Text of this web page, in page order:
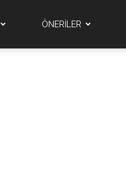
ÖNERİLER